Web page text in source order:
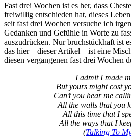
Fast drei Wochen ist es her, dass
freiwillig entschieden hat, dieses
seit fast drei Wochen versuche ich
Gedanken und Gefühle in Worte zu
auszudrücken. Nur bruchstückhaft ist
das hier – dieser Artikel – ist eine
diesen vergangenen fast drei Wochen
I admit I made
But yours might cost
Can’t you hear me
All the walls that you
All this time that I
All the ways that I
(Talking To